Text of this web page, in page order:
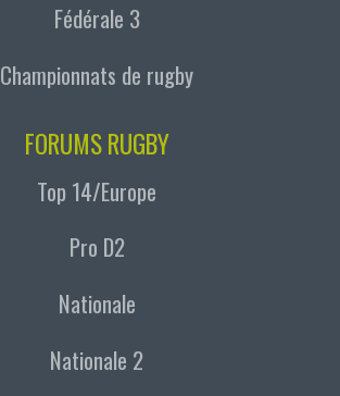
Fédérale 3
Championnats de rugby
FORUMS RUGBY
Top 14/Europe
Pro D2
Nationale
Nationale 2